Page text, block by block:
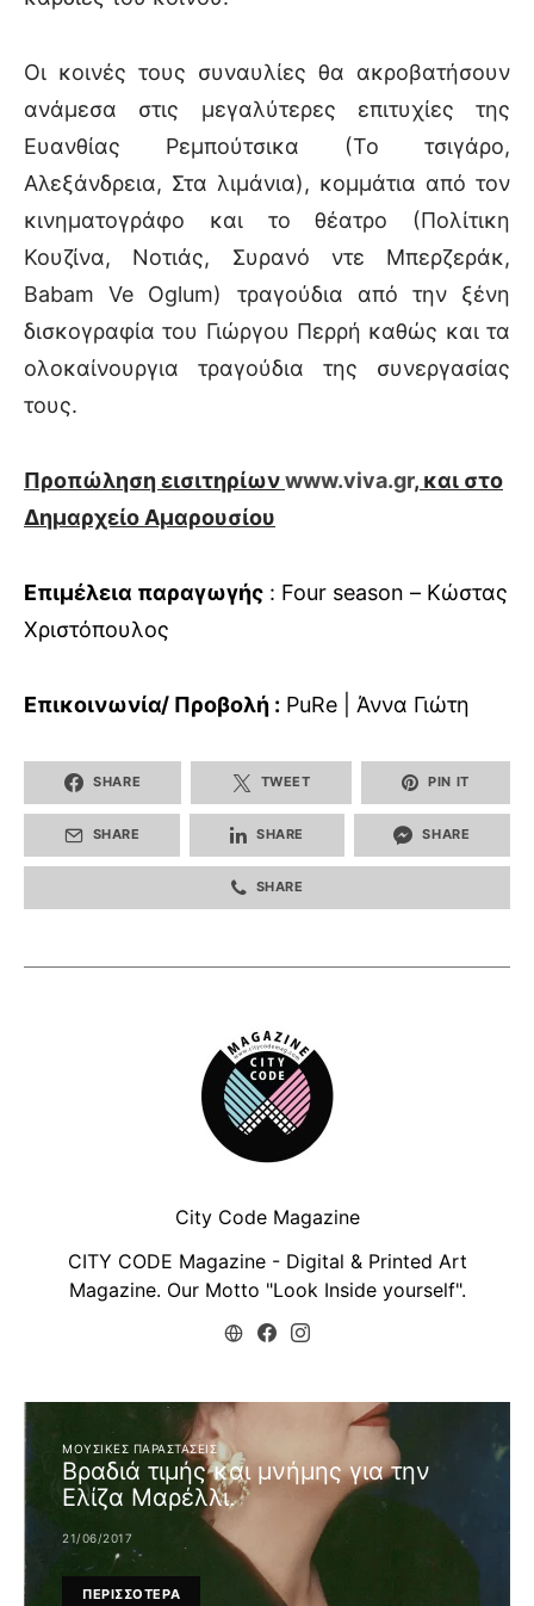
Οι κοινές τους συναυλίες θα ακροβατήσουν
ανάμεσα στις μεγαλύτερες επιτυχίες της
Ευανθίας Ρεμπούτσικα (Το τσιγάρο,
Αλεξάνδρεια, Στα λιμάνια), κομμάτια από τον
κινηματογράφο και το θέατρο (Πολίτικη
Κουζίνα, Νοτιάς, Συρανό ντε Μπερζεράκ,
Βabam Ve Oglum) τραγούδια από την ξένη
δισκογραφία του Γιώργου Περρή καθώς και τα
ολοκαίνουργια τραγούδια της συνεργασίας
τους.
Προπώληση εισιτηρίωνwww.viva.gr, και στο
Δημαρχείο Αμαρουσίου
Επιμέλεια παραγωγής : Four season – Κώστας
Χριστόπουλος
Επικοινωνία/ Προβολή : PuRe | Άννα Γιώτη
SHARE TWEET PIN IT
SHARE SHARE SHARE
SHARE
City Code Magazine
CITY CODE Magazine - Digital & Printed Art
Magazine. Our Motto "Look Inside yourself".
ΜΟΥΣΙΚΈΣ ΠΑΡΑΣΤΆΣΕΙΣ
Βραδιά τιμής και μνήμης για την
Ελίζα Μαρέλλι.
21/06/2017
ΠΕΡΙΣΣΟΤΕΡΑ